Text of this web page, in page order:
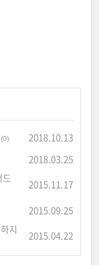
(0)
2018.10.13
2018.03.25
2015.11.17
2015.09.25
지
2015.04.22